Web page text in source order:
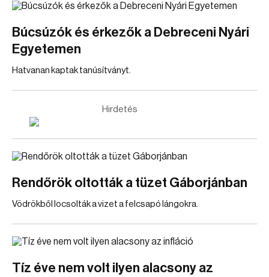
Búcsúzók és érkezők a Debreceni Nyári
Egyetemen
Hatvanan kaptak tanúsítványt.
Hirdetés
Rendőrök oltották a tüzet Gáborjánban
Vödrökből locsolták a vizet a felcsapó lángokra.
Tíz éve nem volt ilyen alacsony az